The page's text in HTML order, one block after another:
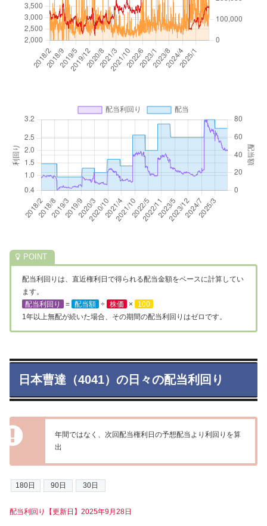
配当利回りは、直近権利日で得られる配当金額をベースに計算してい
ます。
配当利回り
= 配当額 ÷ 株価 ×
100
1年以上無配が続いた場合、その期間の配当利回りはゼロです。
日本曹達（4041）の日々の配当利回り
年間ではなく、次回配当権利日の予想配当より利回りを算
出
配当利回り【更新日】2025年9月28日